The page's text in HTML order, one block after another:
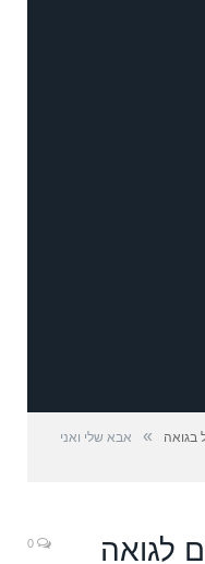
בגואה »
אבא שלי ואני
לגואה